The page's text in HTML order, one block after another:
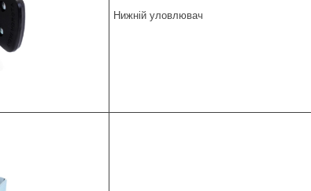
Нижній уловлювач